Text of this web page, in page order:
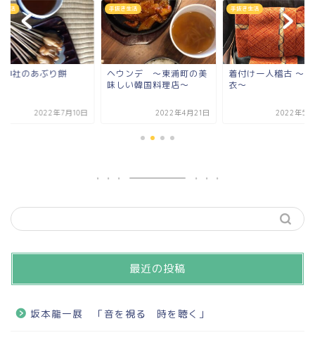
生活
神社のあぶり餅
2022年7月10日
手抜き生活
ヘウンデ ～東浦町の美
味しい韓国料理店～
2022年4月21日
手抜き生活
着付け一人稽古 ～
衣～
2022年5
最近の投稿
坂本龍一展 「音を視る 時を聴く」